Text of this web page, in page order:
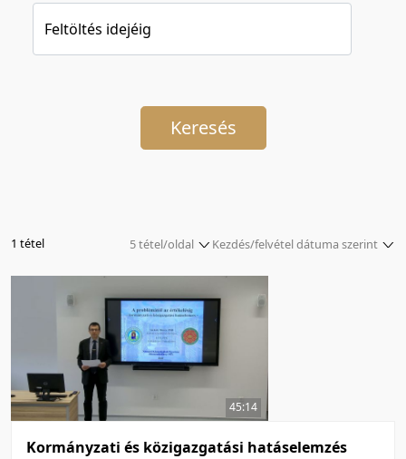
Feltöltés idejéig
Keresés
Kezdés/felvétel dátuma szerint
Relevancia szerint
Kezdés/felvétel dátuma szerint
Kezdés/felvétel dátuma szerint
Feltöltés dátuma szerint
Feltöltés dátuma szerint
Utolsó módosítás szerint
Utolsó módosítás szerint
1 tétel
5 tétel/oldal
5 tétel/oldal
10 tétel/oldal
20 tétel/oldal
50 tétel/oldal
100 tétel/oldal
45:14
Kormányzati és közigazgatási hatáselemzés